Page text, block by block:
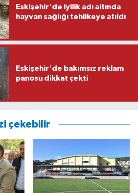
Eskişehir'de iyilik adı altında
hayvan sağlığı tehlikeye atıldı
Eskişehir'de bakımsız reklam
panosu dikkat çekti
çekebilir